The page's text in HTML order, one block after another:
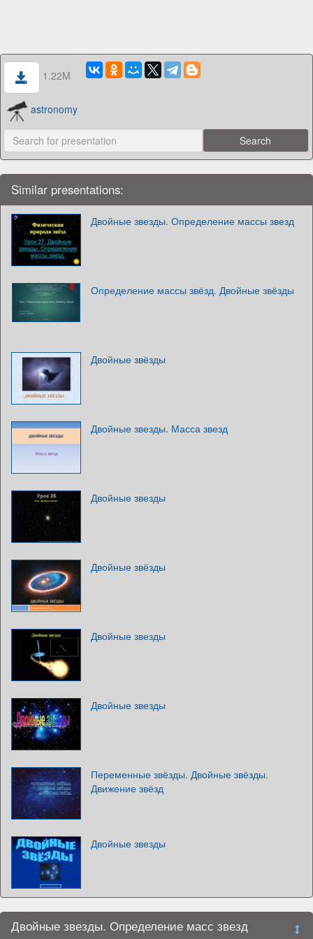
1.22M
astronomy
Similar presentations:
Двойные звезды. Определение массы звезд
Определение массы звёзд. Двойные звёзды
Двойные звёзды
Двойные звезды. Масса звезд
Двойные звезды
Двойные звёзды
Двойные звезды
Двойные звезды
Переменные звёзды. Двойные звёзды.
Движение звёзд
Двойные звезды
Двойные звезды. Определение масс звезд